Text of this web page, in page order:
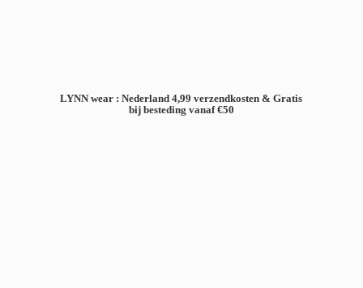
LYNN wear : Nederland 4,99 verzendkosten & Gratis
bij besteding vanaf €50